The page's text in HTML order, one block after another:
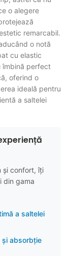
o alegere
remarcabil.
o notă
cu elastic
îmbină perfect
oferind o
ideală pentru
a saltelei
și confort, îți
din gama
a saltelei
absorbție